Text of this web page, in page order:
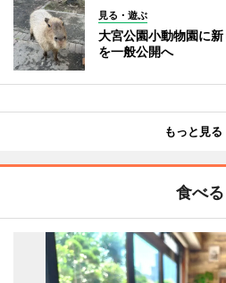
見る・遊ぶ
大宮公園小動物園に
を一般公開へ
もっと見る
食べる